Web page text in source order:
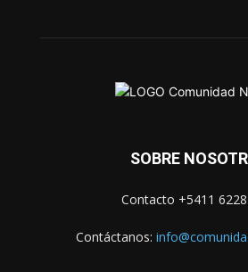
SOBRE
Contacto +5411
Contáctanos: